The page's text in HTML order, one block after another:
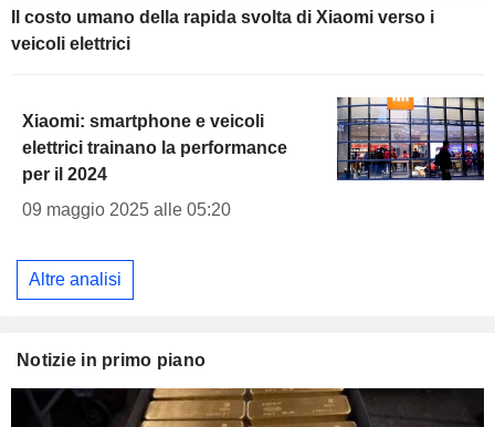
Il costo umano della rapida svolta di Xiaomi verso i
veicoli elettrici
Xiaomi: smartphone e veicoli
elettrici trainano la performance
per il 2024
09 maggio 2025 alle 05:20
Altre analisi
Notizie in primo piano